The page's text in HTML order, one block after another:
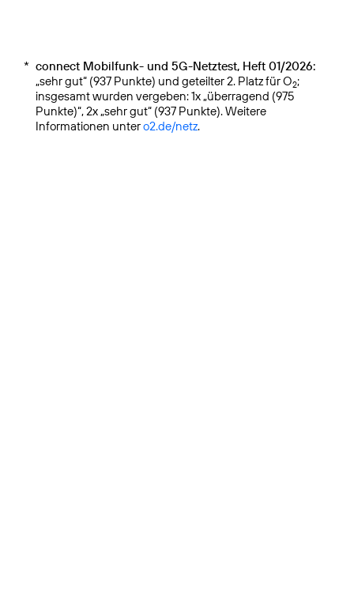
* connect Mobilfunk- und 5G-Netztest, Heft 01/2026:
„sehr gut“ (937 Punkte) und geteilter 2. Platz für O2;
insgesamt wurden vergeben: 1x „überragend (975
Punkte)“, 2x „sehr gut“ (937 Punkte). Weitere
Informationen untero2.de/netz.